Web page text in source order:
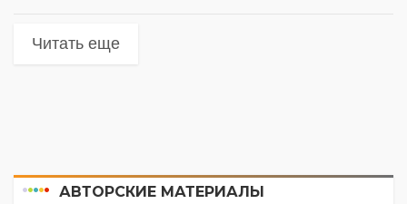
Читать еще
АВТОРСКИЕ МАТЕРИАЛЫ